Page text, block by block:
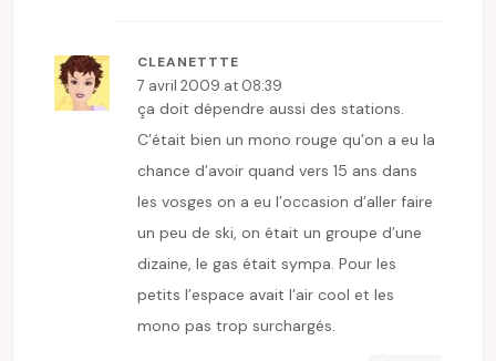
CLEANETTTE
7 avril 2009 at 08:39
ça doit dépendre aussi des stations.
C’était bien un mono rouge qu’on a eu la
chance d’avoir quand vers 15 ans dans
les vosges on a eu l’occasion d’aller faire
un peu de ski, on était un groupe d’une
dizaine, le gas était sympa. Pour les
petits l’espace avait l’air cool et les
mono pas trop surchargés.